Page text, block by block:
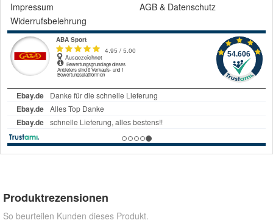
Impressum
AGB & Datenschutz
Widerrufsbelehrung
Produktrezensionen
So beurteilen Kunden dieses Produkt.